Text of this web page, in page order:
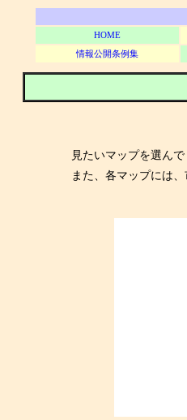
HOME
情報公開条例集
見たいマップを選んで
また、各マップには、